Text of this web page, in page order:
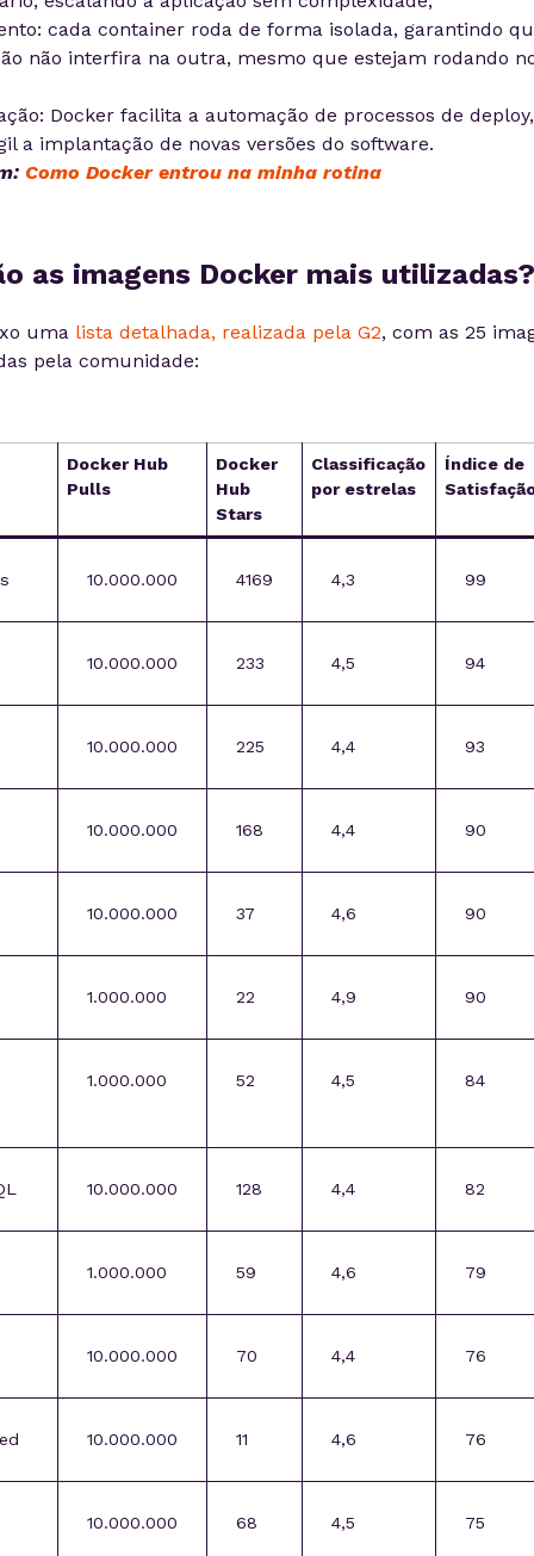
cada container roda de forma isolada, garantindo
não interfira na outra, mesmo que estejam rodando
Docker facilita a automação de processos de
a implantação de novas versões do software.
Como Docker entrou na minha rotina
as imagens Docker mais utilizadas?
uma lista detalhada, realizada pela G2, com as 25
pela comunidade:
Docker Hub
Pulls
Docker
Hub
Stars
Classificação
por estrelas
Índice de
10.000.000 4169 4,3 99
10.000.000 233 4,5 94
10.000.000 225 4,4 93
10.000.000 168 4,4 90
10.000.000 37 4,6 90
1.000.000 22 4,9 90
1.000.000 52 4,5 84
10.000.000 128 4,4 82
1.000.000 59 4,6 79
10.000.000 70 4,4 76
10.000.000 11 4,6 76
10.000.000 68 4,5 75